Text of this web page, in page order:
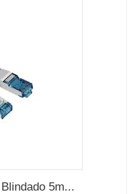
5m...